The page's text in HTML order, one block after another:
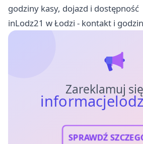
godziny kasy, dojazd i dostępność
inLodz21 w Łodzi - kontakt i
Zareklamuj
SPRAWDŹ